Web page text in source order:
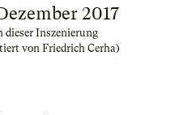
2017
Inszenierung
von Friedrich Cerha)